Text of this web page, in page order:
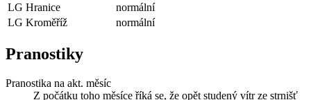
LG Hranice
normální
LG Kroměříž
normální
Pranostiky
Pranostika na akt. měsíc
Z počátku toho měsíce říká se, že opět studený vítr ze strnišť